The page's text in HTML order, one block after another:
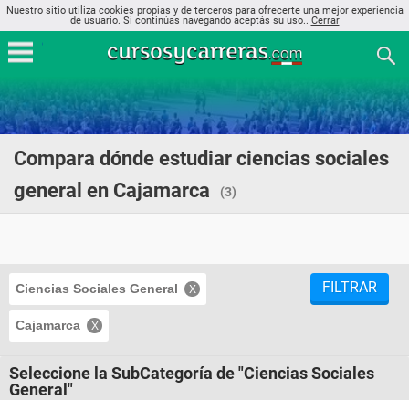
Nuestro sitio utiliza cookies propias y de terceros para ofrecerte una mejor experiencia
de usuario. Si continúas navegando aceptás su uso.. Cerrar
Compara dónde estudiar ciencias sociales
general en Cajamarca
(3)
Ciencias Sociales General
Cajamarca
FILTRAR
Seleccione la SubCategoría de "Ciencias Sociales
General"